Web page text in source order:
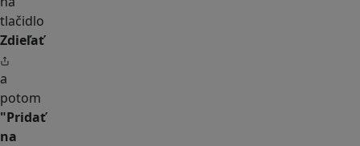
tlačidlo
Zdieľať
a
potom
"Pridať
na